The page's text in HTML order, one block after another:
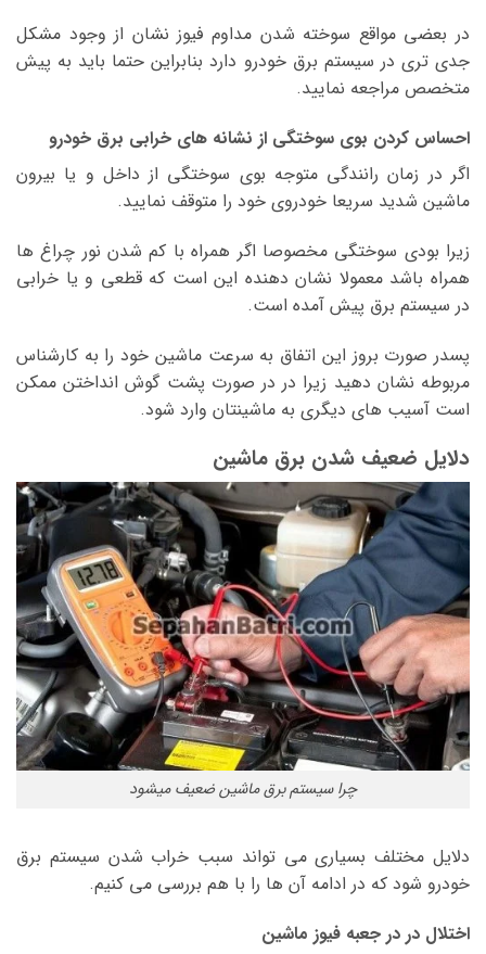
در بعضی مواقع سوخته شدن مداوم فیوز نشان از وجود مشکل
جدی تری در سیستم برق خودرو دارد بنابراین حتما باید به پیش
متخصص مراجعه نمایید.
احساس کردن بوی سوختگی از نشانه های خرابی برق خودرو
اگر در زمان رانندگی متوجه بوی سوختگی از داخل و یا بیرون
ماشین شدید سریعا خودروی خود را متوقف نمایید.
زیرا بودی سوختگی مخصوصا اگر همراه با کم شدن نور چراغ ها
همراه باشد معمولا نشان دهنده این است که قطعی و یا خرابی
در سیستم برق پیش آمده است.
پسدر صورت بروز این اتفاق به سرعت ماشین خود را به کارشناس
مربوطه نشان دهید زیرا در در صورت پشت گوش انداختن ممکن
است آسیب های دیگری به ماشینتان وارد شود.
دلایل ضعیف شدن برق ماشین
چرا سیستم برق ماشین ضعیف میشود
دلایل مختلف بسیاری می تواند سبب خراب شدن سیستم برق
خودرو شود که در ادامه آن ها را با هم بررسی می کنیم.
اختلال در در جعبه فیوز ماشین